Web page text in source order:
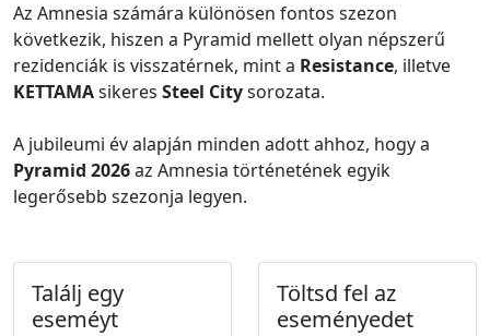
Az Amnesia számára különösen fontos szezon
következik, hiszen a Pyramid mellett olyan népszerű
rezidenciák is visszatérnek, mint a Resistance, illetve
KETTAMAsikeres Steel Citysorozata.
A jubileumi év alapján minden adott ahhoz, hogy a
Pyramid 2026az Amnesia történetének egyik
legerősebb szezonja legyen.
Találj egy
eseméyt
Töltsd fel az
eseményedet